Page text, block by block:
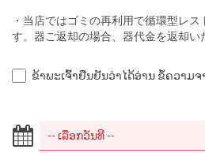
・当店ではゴミの再利用で循環型レ
す。器ご返却の場合、器代金を返却い
ຂ້າພະເຈົ້າຢືນຢັນວ່າໄດ້ອ່ານ ຂໍ້ຄວາມຈ